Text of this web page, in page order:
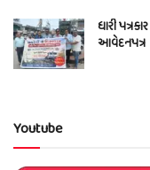
ધારી
આવેદનપત્ર
Youtube